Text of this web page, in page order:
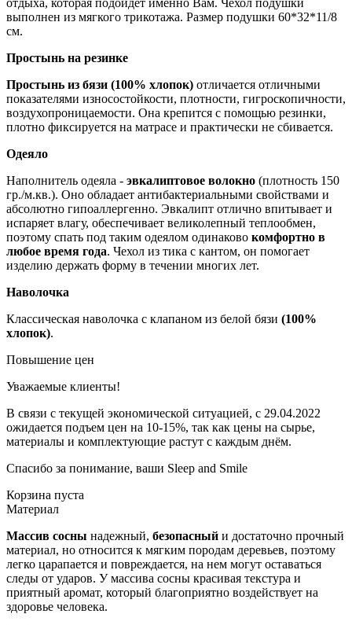
отдыха, которая подойдет именно Вам. Чехол подушки
выполнен из мягкого трикотажа. Размер подушки 60*32*11/8
см.
Простынь на резинке
Простынь из бязи (100% хлопок) отличается отличными
показателями износостойкости, плотности, гигроскопичности,
воздухопроницаемости. Она крепится с помощью резинки,
плотно фиксируется на матрасе и практически не сбивается.
Одеяло
Наполнитель одеяла - эвкалиптовое волокно (плотность 150
гр./м.кв.). Оно обладает антибактериальными свойствами и
абсолютно гипоаллергенно. Эвкалипт отлично впитывает и
испаряет влагу, обеспечивает великолепный теплообмен,
поэтому спать под таким одеялом одинаково комфортно в
любое время года. Чехол из тика с кантом, он помогает
изделию держать форму в течении многих лет.
Наволочка
Классическая наволочка с клапаном из белой бязи (100%
хлопок).
Повышение цен
Уважаемые клиенты!
В связи с текущей экономической ситуацией, с 29.04.2022
ожидается подъем цен на 10-15%, так как цены на сырье,
материалы и комплектующие растут с каждым днём.
Спасибо за понимание, ваши Sleep and Smile
Корзина пуста
Материал
Массив сосны надежный, безопасный и достаточно прочный
материал, но относится к мягким породам деревьев, поэтому
легко царапается и повреждается, на нем могут оставаться
следы от ударов. У массива сосны красивая текстура и
приятный аромат, который благоприятно воздействует на
здоровье человека.